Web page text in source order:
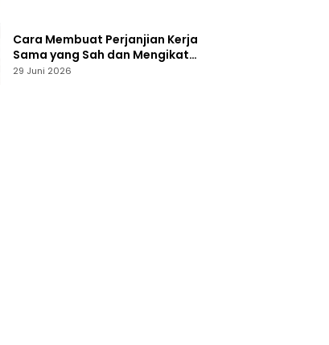
Cara Membuat Perjanjian Kerja
Sama yang Sah dan Mengikat
Secara Hukum
29 Juni 2026